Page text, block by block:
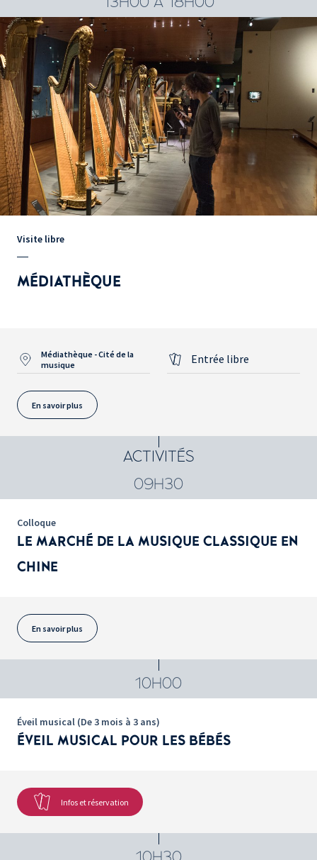
Visite libre
MÉDIATHÈQUE
Médiathèque - Cité de la
musique
Entrée libre
En savoir plus
ACTIVITÉS
09H30
Colloque
LE MARCHÉ DE LA MUSIQUE CLASSIQUE EN
CHINE
En savoir plus
10H00
Éveil musical (De 3 mois à 3 ans)
ÉVEIL MUSICAL POUR LES BÉBÉS
Infos et réservation